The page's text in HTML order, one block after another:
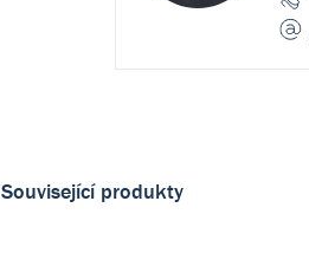
Související produkty